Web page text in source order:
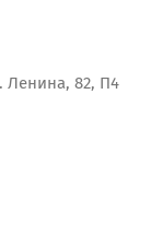
Ленина, 82, П4